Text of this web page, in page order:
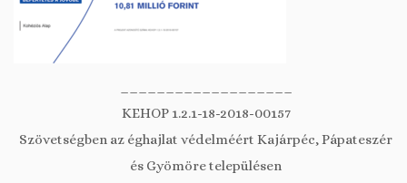
KEHOP 1.2.1-18-2018-00157
Szövetségben az éghajlat védelméért Kajárpéc, Pápateszér
és Gyömöre településen